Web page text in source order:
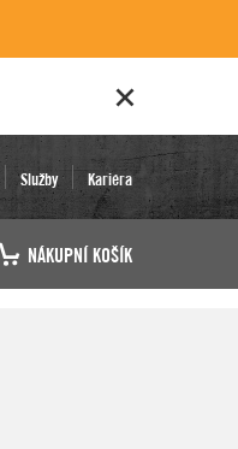
Služby Kariéra
NÁKUPNÍ KOŠÍK